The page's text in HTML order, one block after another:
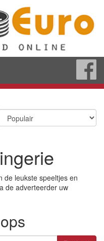
de leukste speeltjes en
de adverteerder uw